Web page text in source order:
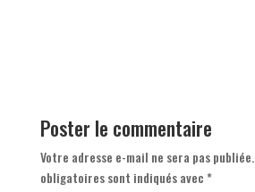
Poster le commentaire
Votre adresse e-mail ne sera pas publiée.
obligatoires sont indiqués avec*